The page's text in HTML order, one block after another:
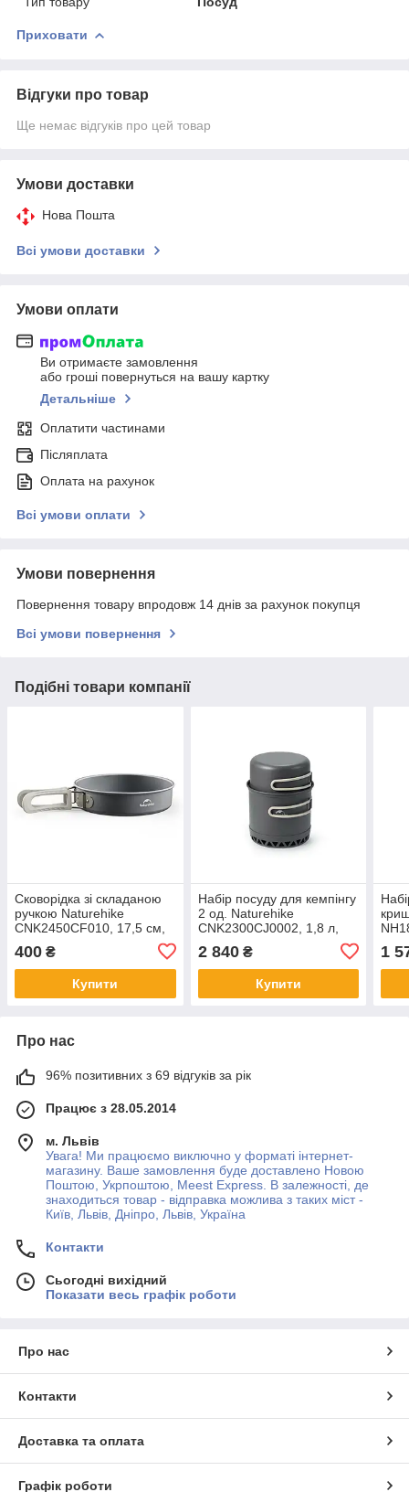
Приховати
Відгуки про товар
Ще немає відгуків про цей товар
Умови доставки
Нова Пошта
Всі умови доставки
Умови оплати
Ви отримаєте замовлення
або гроші повернуться на вашу картку
Детальніше
Оплатити частинами
Післяплата
Оплата на рахунок
Всі умови оплати
Умови повернення
Повернення товару впродовж 14 днів за рахунок покупця
Всі умови повернення
Подібні товари компанії
Сковорідка зі складаною
ручкою Naturehike
CNK2450CF010, 17,5 см,
400 ₴
Купити
Набір посуду для кемпінгу
2 од. Naturehike
CNK2300CJ0002, 1,8 л,
2 840₴
Купити
1
Про нас
96% позитивних з 69 відгуків за рік
Працює з 28.05.2014
м. Львів
Увага! Ми працюємо виключно у форматі інтернет-
магазину. Ваше замовлення буде доставлено Новою
Поштою, Укрпоштою, Meest Express. В залежності, де
знаходиться товар - відправка можлива з таких міст -
Київ, Львів, Дніпро, Львів, Україна
Контакти
Сьогодні вихідний
Показати весь графік роботи
Про нас
Контакти
Доставка та оплата
Графік роботи